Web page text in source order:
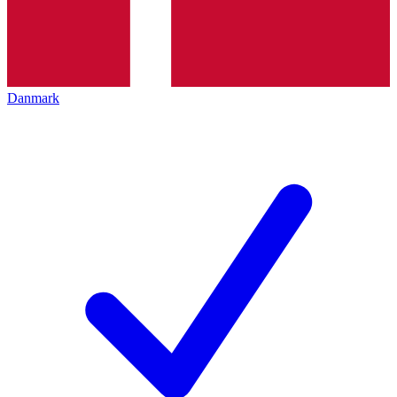
Danmark